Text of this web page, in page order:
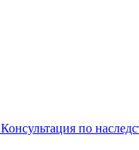
Консультация по